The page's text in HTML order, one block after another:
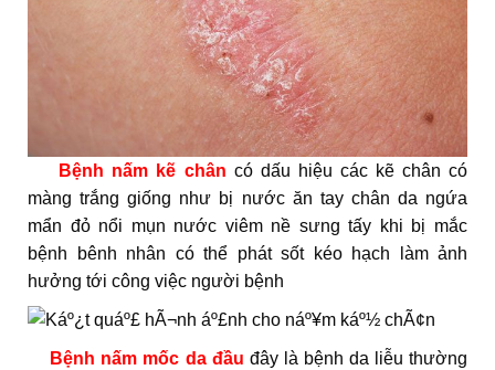
Bệnh nấm kẽ chân có dấu hiệu các kẽ chân có
màng trắng giống như bị nước ăn tay chân da ngứa
mẩn đỏ nổi mụn nước viêm nề sưng tấy khi bị mắc
bệnh bênh nhân có thể phát sốt kéo hạch làm ảnh
hưởng tới công việc người bệnh
Bệnh nấm mốc da đầu đây là bệnh da liễu thường